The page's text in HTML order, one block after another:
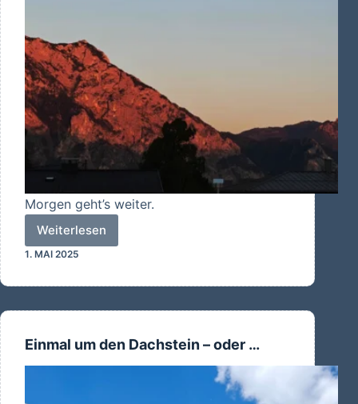
Morgen geht’s weiter.
Weiterlesen
Gute
Nacht
1. MAI 2025
Einmal um den Dachstein – oder …